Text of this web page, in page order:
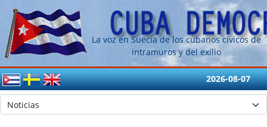
La voz en Suecia de los cubanos cívicos de
intramuros y del exílio
2026-08-07